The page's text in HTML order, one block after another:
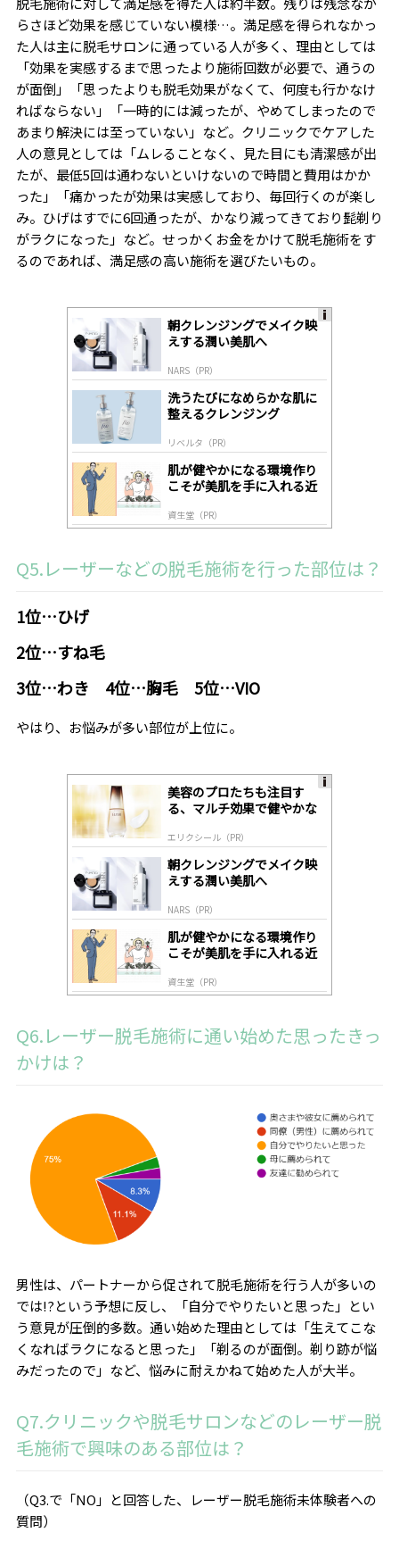
らさほど効果を感じていない模様…。満足感を得られなかっ
た人は主に脱毛サロンに通っている人が多く、理由としては
「効果を実感するまで思ったより施術回数が必要で、通うの
が面倒」「思ったよりも脱毛効果がなくて、何度も行かなけ
ればならない」「一時的には減ったが、やめてしまったので
あまり解決には至っていない」など。クリニックでケアした
人の意見としては「ムレることなく、見た目にも清潔感が出
たが、最低5回は通わないといけないので時間と費用はかか
った」「痛かったが効果は実感しており、毎回行くのが楽し
み。ひげはすでに6回通ったが、かなり減ってきており髭剃り
がラクになった」など。せっかくお金をかけて脱毛施術をす
るのであれば、満足感の高い施術を選びたいもの。
朝クレンジングでメイク映
えする潤い美肌へ
NARS（PR）
洗うたびになめらかな肌に
整えるクレンジング
リベルタ（PR）
肌が健やかになる環境作り
こそが美肌を手に入れる近
資生堂（PR）
Q5.レーザーなどの脱毛施術を行った部位は？
1位…ひげ
2位…すね毛
3位…わき 4位…胸毛 5位…VIO
やはり、お悩みが多い部位が上位に。
美容のプロたちも注目す
る、マルチ効果で健やかな
エリクシール（PR）
朝クレンジングでメイク映
えする潤い美肌へ
NARS（PR）
肌が健やかになる環境作り
こそが美肌を手に入れる近
資生堂（PR）
Q6.レーザー脱毛施術に通い始めた思ったきっ
かけは？
男性は、パートナーから促されて脱毛施術を行う人が多いの
では!?という予想に反し、「自分でやりたいと思った」とい
う意見が圧倒的多数。通い始めた理由としては「生えてこな
くなればラクになると思った」「剃るのが面倒。剃り跡が悩
みだったので」など、悩みに耐えかねて始めた人が大半。
Q7.クリニックや脱毛サロンなどのレーザー脱
毛施術で興味のある部位は？
（Q3.で「NO」と回答した、レーザー脱毛施術未体験者への
質問）